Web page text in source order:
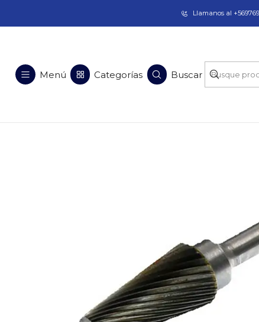
Taladros Magnéticos en Chile | Venta,
Menú Categorías Buscar
Llamanos al